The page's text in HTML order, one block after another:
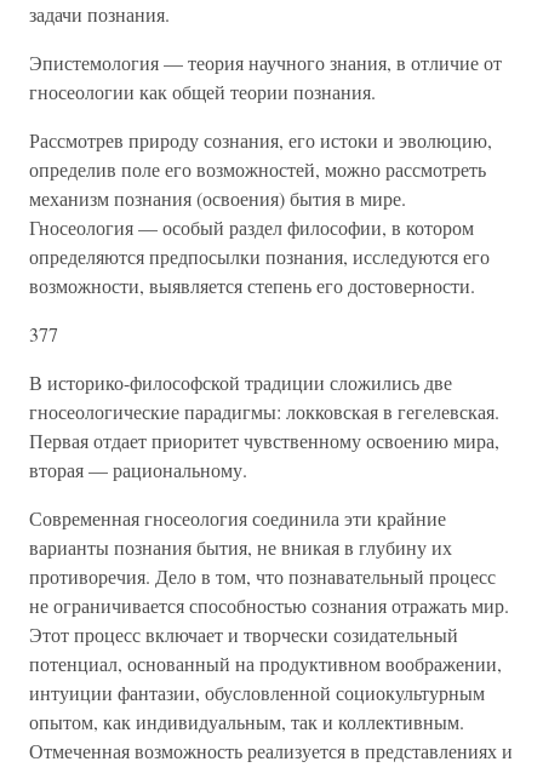
задачи познания.
Эпистемология — теория научного знания, в отличие от
гносеологии как общей теории познания.
Рассмотрев природу сознания, его истоки и эволюцию,
определив поле его возможностей, можно рассмотреть
механизм познания (освоения) бытия в мире.
Гносеология — особый раздел философии, в котором
определяются предпосылки познания, исследуются его
возможности, выявляется степень его достоверности.
377
В историко-философской традиции сложились две
гносеологические парадигмы: локковская в гегелевская.
Первая отдает приоритет чувственному освоению мира,
вторая — рациональному.
Современная гносеология соединила эти крайние
варианты познания бытия, не вникая в глубину их
противоречия. Дело в том, что познавательный процесс
не ограничивается способностью сознания отражать мир.
Этот процесс включает и творчески созидательный
потенциал, основанный на продуктивном воображении,
интуиции фантазии, обусловленной социокультурным
опытом, как индивидуальным, так и коллективным.
Отмеченная возможность реализуется в представлениях и